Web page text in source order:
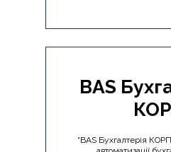
BAS
“BAS Бухгалтерія